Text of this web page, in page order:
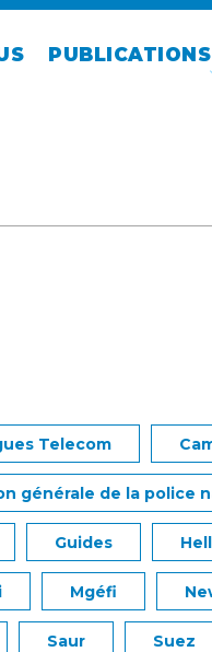
Telecom
générale de la police
Guides
Mgéfi
Saur Suez